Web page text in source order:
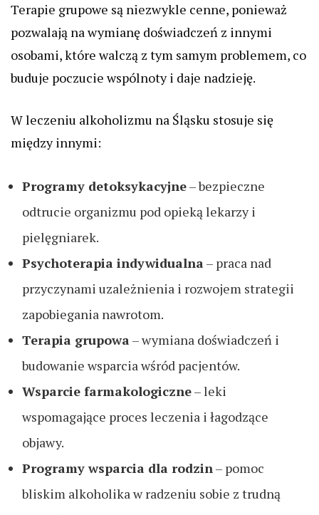
Terapie grupowe są niezwykle cenne, ponieważ
pozwalają na wymianę doświadczeń z innymi
osobami, które walczą z tym samym problemem, co
buduje poczucie wspólnoty i daje nadzieję.
W leczeniu alkoholizmu na Śląsku stosuje się
między innymi:
Programy detoksykacyjne– bezpieczne
odtrucie organizmu pod opieką lekarzy i
pielęgniarek.
Psychoterapia indywidualna – praca nad
przyczynami uzależnienia i rozwojem strategii
zapobiegania nawrotom.
Terapia grupowa – wymiana doświadczeń i
budowanie wsparcia wśród pacjentów.
Wsparcie farmakologiczne– leki
wspomagające proces leczenia i łagodzące
objawy.
Programy wsparcia dla rodzin– pomoc
bliskim alkoholika w radzeniu sobie z trudną